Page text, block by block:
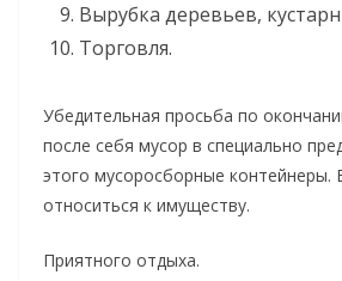
Вырубка деревьев,
Торговля.
Убедительная просьба по
после себя мусор в специально
этого мусоросборные контейнеры.
относиться к имуществу.
Приятного отдыха.